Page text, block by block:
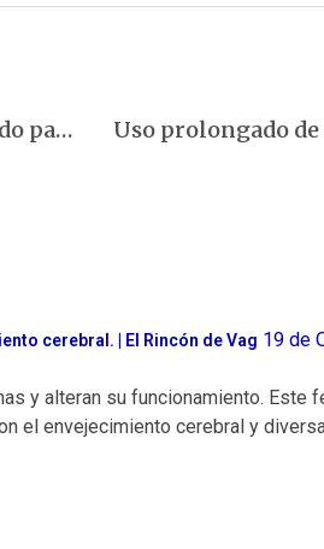
Metformina, ¿un aliado para el envejecimiento saludable?
cerebral. | El Rincón de Vag 19 de
y alteran su funcionamiento. Este
el envejecimiento cerebral y